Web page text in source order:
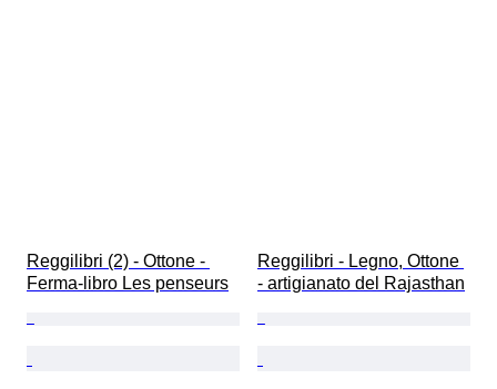
Reggilibri (2) - Ottone -
Ferma-libro Les penseurs
Reggilibri - Legno, Ottone
- artigianato del Rajasthan